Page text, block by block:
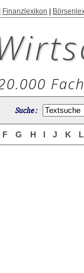
Finanzlexikon
Suche :
F G H I J K